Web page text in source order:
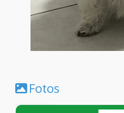
Fotos